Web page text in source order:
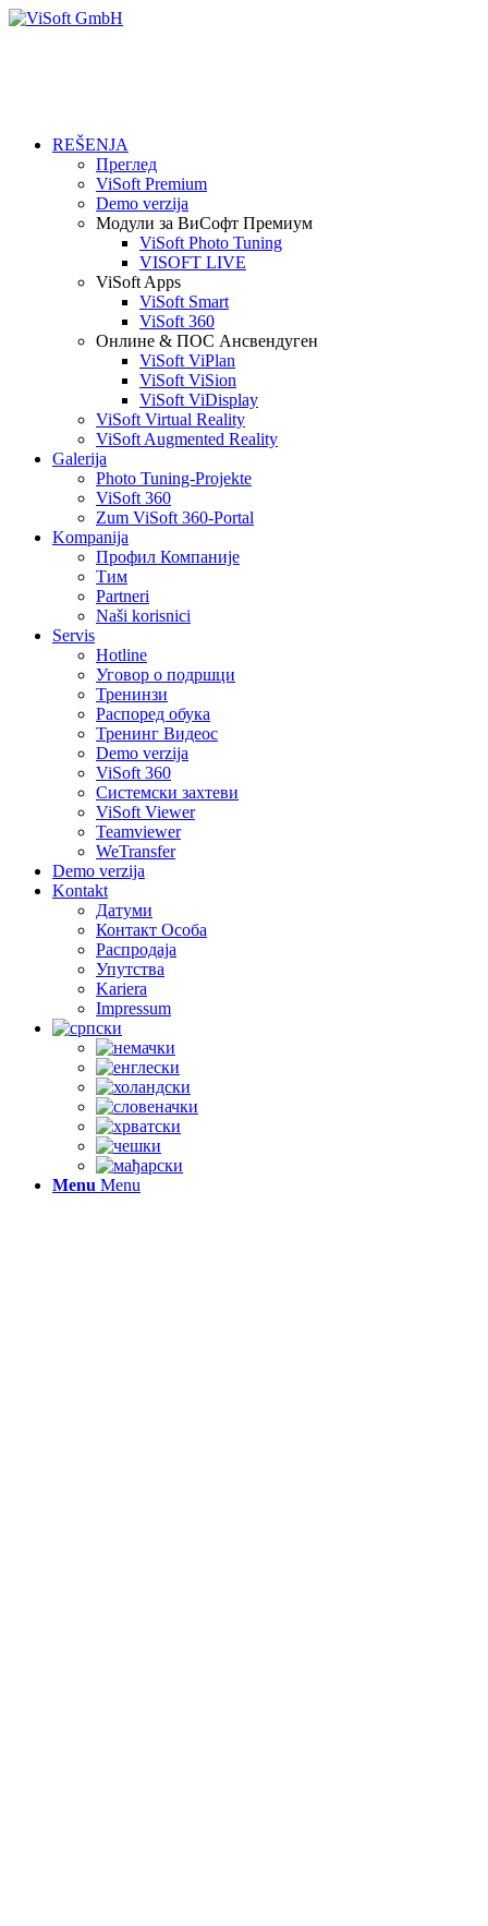
REŠENJA
Преглед
ViSoft Premium
Demo verzija
Модули за ВиСофт Премиум
ViSoft Photo Tuning
VISOFT LIVE
ViSoft Apps
ViSoft Smart
ViSoft 360
Онлине & ПОС Ансвендуген
ViSoft ViPlan
ViSoft ViSion
ViSoft ViDisplay
ViSoft Virtual Reality
ViSoft Augmented Reality
Galerija
Photo Tuning-Projekte
ViSoft 360
Zum ViSoft 360-Portal
Kompanija
Профил Компаније
Тим
Partneri
Naši korisnici
Servis
Hotline
Уговор о подршци
Тренинзи
Распоред обука
Тренинг Видеос
Demo verzija
ViSoft 360
Системски захтеви
ViSoft Viewer
Teamviewer
WeTransfer
Demo verzija
Kontakt
Датуми
Контакт Oсоба
Распродаја
Упутства
Kariera
Impressum
Menu Menu